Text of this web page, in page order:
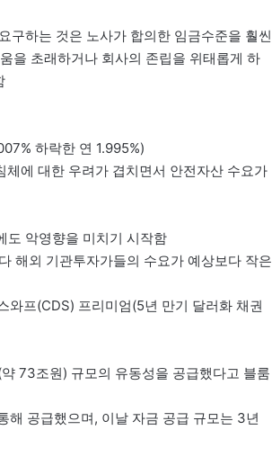
구하는 것은 노사가 합의한 임금수준을 훨씬
을 초래하거나 회사의 존립을 위태롭게 하
하락한 연 1.995%)
에 대한 우려가 겹치면서 안전자산 수요가
도 악영향을 미치기 시작함
해외 기관투자가들의 수요가 예상보다 작은
와프(CDS) 프리미엄(5년 만기 달러화 채권
73조원) 규모의 유동성을 공급했다고 블룸
해 공급했으며, 이날 자금 공급 규모는 3년